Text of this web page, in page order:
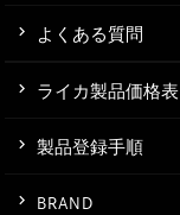
よくある質問
ライカ製品価格表
製品登録手順
BRAND